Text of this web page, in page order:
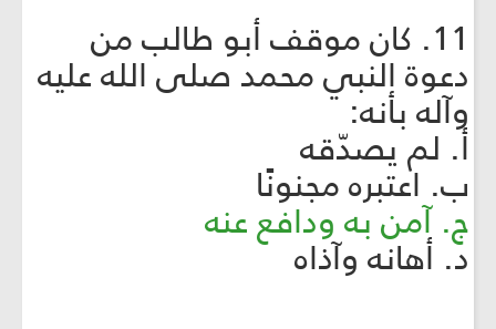
11. كان موقف أبو طالب من
دعوة النبي محمد صلى الله عليه
وآله بأنه:
أ. لم يصدّقه
ب. اعتبره مجنونًا
ج. آمن به ودافع عنه
د. أهانه وآذاه